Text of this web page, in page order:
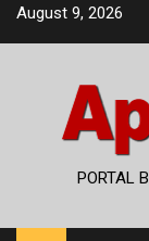
SkipAugust 9, 2026
PORTAL